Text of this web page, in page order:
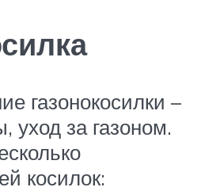
газонокосилки –
уход за газоном.
косилок: